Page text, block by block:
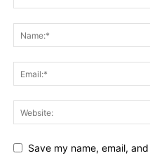
Save my name, email,